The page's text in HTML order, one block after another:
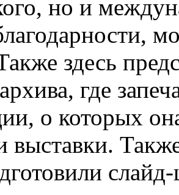
но и
здесь
где
о которых
выставки.